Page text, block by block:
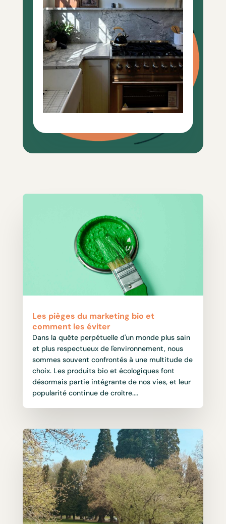
Les pièges du marketing bio et
comment les éviter
Dans la quête perpétuelle d'un monde plus sain
et plus respectueux de l'environnement, nous
sommes souvent confrontés à une multitude de
choix. Les produits bio et écologiques font
désormais partie intégrante de nos vies, et leur
popularité continue de croître....